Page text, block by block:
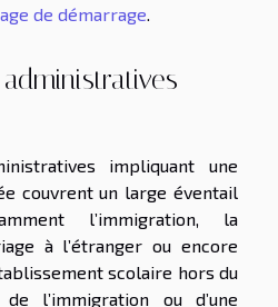
de démarrage.
impliquant une
couvrent un large éventail
l’immigration, la
à l’étranger ou encore
scolaire hors du
l’immigration ou d’une